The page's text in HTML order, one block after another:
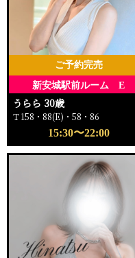
新安城駅前ルーム E
ご予約完売
うらら 30歳
Ｔ158・88(E)・58・86
15:30〜22:00